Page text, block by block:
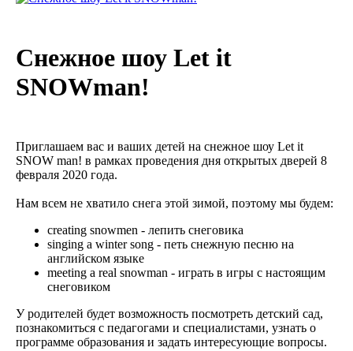
Снежное шоу Let it
SNOWman!
Приглашаем вас и ваших детей на снежное шоу Let it
SNOW man! в рамках проведения дня открытых дверей 8
февраля 2020 года.
Нам всем не хватило снега этой зимой, поэтому мы будем:
creating snowmen - лепить снеговика
singing a winter song - петь снежную песню на
английском языке
meeting a real snowman - играть в игры с настоящим
снеговиком
У родителей будет возможность посмотреть детский сад,
познакомиться с педагогами и специалистами, узнать о
программе образования и задать интересующие вопросы.